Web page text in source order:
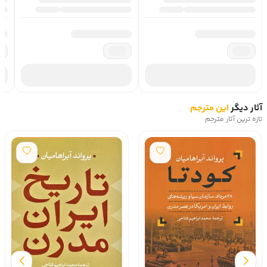
دربار? يرواند آبراهاميان، نويسند? کتاب «بحران نفت در ايران»
او داراي ليسانس از دانشگاه آکسفورد، دو فوق ليسانس، يکي از
دانشگاه کلمبيا و ديگري از آکسفورد و دکترا از دانشگاه کلمبيا
است و تدريس در دانشگاه‌ آکسفورد، کالج باروخ، دانشگاه
نيويورک، دانشگاه پرينستون و دانشگاه شهري نيويورک
آبراهاميان در خانواده‌اي ارمني در تهران متولد شده است. او در
مدرس? مهر تهران تحصيل کرد و سپس براي ادام? تحصيل به
مدرس? شبانه‌روزي راگبي در انگلستان رفت. در سال‌هاي پيش از
انقلاب از اعضاي «کنفدراسيون جهاني محصلين و دانشجويان
ايراني – اتحادي? ملي» و از مخالفان حکومت پهلوي بود و مدتي
هم يکي از معاونان «کميت? آزادي هنر و انديشه در ايران»
(CAIFI) بود. اين کميته، يک جبه? کوچک «حزب کارگران
آثار دیگراین مترجم
تازه ترین آثار مترجم